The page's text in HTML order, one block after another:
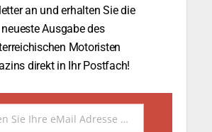
an und erhalten Sie die
neueste Ausgabe des
Motoristen
direkt in Ihr Postfach!
Geben Sie Ihre eMail Adresse ein.